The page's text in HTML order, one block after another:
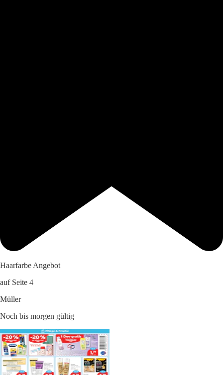
Haarfarbe Angebot
auf Seite 4
Müller
Noch bis morgen gültig